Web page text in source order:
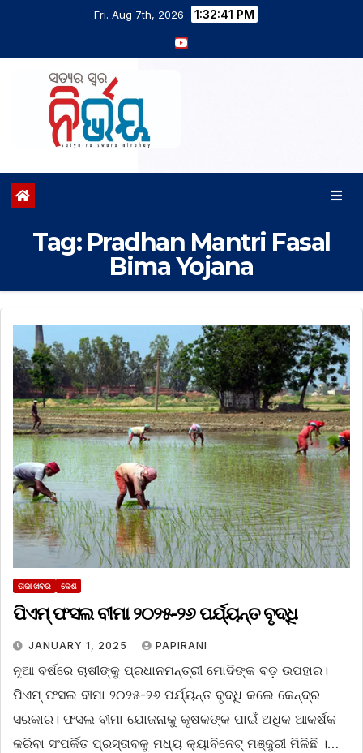
Fri. Aug 7th, 2026 1:32:41 PM
Tag: Pradhan Mantri Fasal
Bima Yojana
ତାଜା ଖବର ଦେଶ
ପିଏମ୍‌ ଫସଲ ବୀମା ୨୦୨୫-୨୬ ପର୍ଯ୍ୟନ୍ତ ବୃଦ୍ଧି
JANUARY 1, 2025 PAPIRANI
ନୂଆ ବର୍ଷରେ ଚାଷୀଙ୍କୁ ପ୍ରଧାନମନ୍ତ୍ରୀ ମୋଦିଙ୍କ ବଡ଼ ଉପହାର।
ପିଏମ୍‌ ଫସଲ ବୀମା ୨୦୨୫-୨୬ ପର୍ଯ୍ୟନ୍ତ ବୃଦ୍ଧି କଲେ କେନ୍ଦ୍ର
ସରକାର। ଫସଲ ବୀମା ଯୋଜନାକୁ କୃଷକଙ୍କ ପାଇଁ ଅଧିକ ଆକର୍ଷକ
କରିବା ସଂପର୍କିତ ପ୍ରସ୍ତାବକୁ ମଧ୍ୟ କ୍ୟାବିନେଟ୍ ମଞ୍ଜୁରୀ ମିଳିଛି ।…